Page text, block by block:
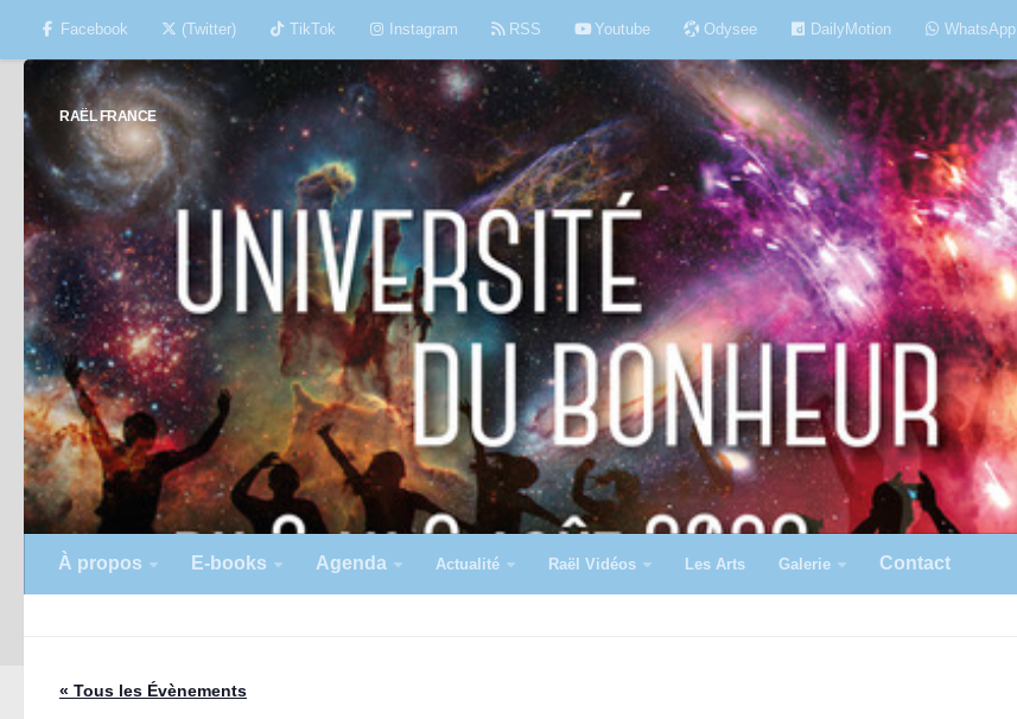
Skip to content
Facebook (Twitter) TikTok Instagram RSS Youtube Odysee DailyMotion WhatsApp
RAËL FRANCE
À propos E-books Agenda Actualité Raël Vidéos Les Arts Galerie Contact
« Tous les Évènements